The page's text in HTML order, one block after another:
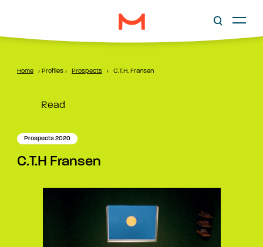
Home › Profiles › Prospects › C.T.H. Fransen
Read
Prospects 2020
C.T.H Fransen